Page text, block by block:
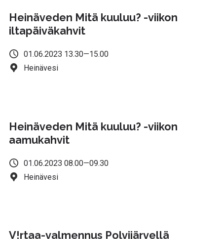
Heinäveden Mitä kuuluu? -viikon
iltapäiväkahvit
01.06.2023 13.30—15.00
Heinävesi
Heinäveden Mitä kuuluu? -viikon
aamukahvit
01.06.2023 08.00—09.30
Heinävesi
V!rtaa-valmennus Polvijärvellä